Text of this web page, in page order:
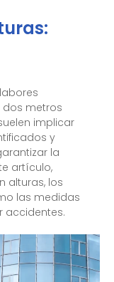
metros
implicar
y
la
artículo,
alturas, los
las medidas
accidentes.